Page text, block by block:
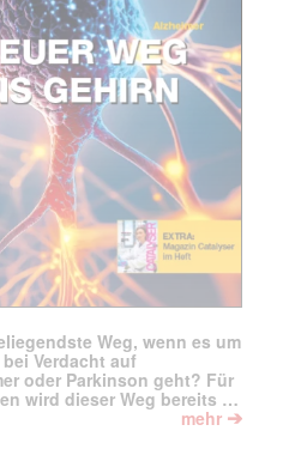
Weg, wenn es um
Verdacht auf
oder Parkinson geht? Für
wird dieser Weg bereits …
mehr ➔